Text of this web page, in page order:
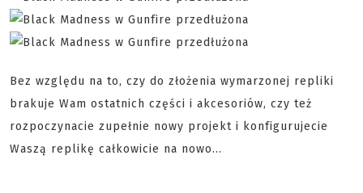
Bez względu na to, czy do złożenia wymarzonej repliki
brakuje Wam ostatnich części i akcesoriów, czy też
rozpoczynacie zupełnie nowy projekt i konfigurujecie
Waszą replikę całkowicie na nowo...